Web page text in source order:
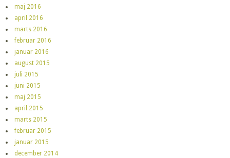
maj 2016
april 2016
marts 2016
februar 2016
januar 2016
august 2015
juli 2015
juni 2015
maj 2015
april 2015
marts 2015
februar 2015
januar 2015
december 2014